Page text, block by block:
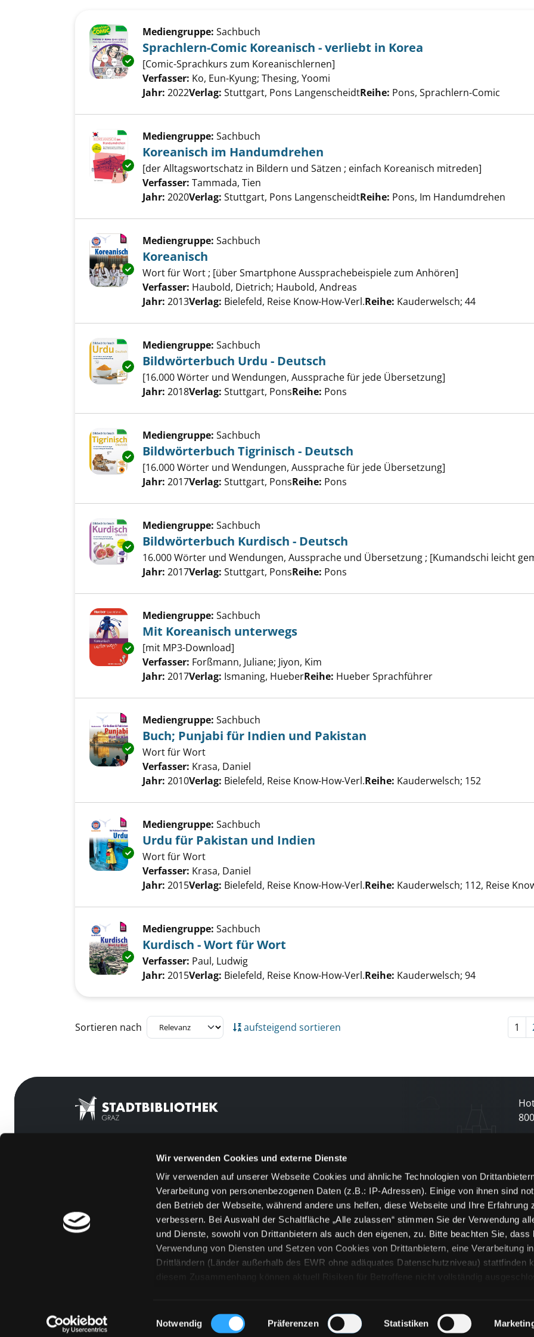
Wir verwenden Cookies und externe Dienste
Wir verwenden auf unserer Webseite Cookies und ähnliche Technologien von
Verarbeitung von personenbezogenen Daten (z.B.: IP-Adressen). Einige von ihnen sind
den Betrieb der Webseite, während andere uns helfen, diese Webseite und Ihre Erfahrung
verbessern. Bei Auswahl der Schaltfläche „Alle zulassen“ stimmen Sie der Verwendung
und Dienste, sowohl von Drittanbietern als auch den eigenen, zu. Bitte beachten Sie, dass
Verwendung von Diensten und Setzen von Cookies von Drittanbietern, eine Verarbeitung
Drittländern (Länder außerhalb des EWR ohne adäquates Datenschutzniveau) stattfinden
diesem Zusammenhang können aktuell Risiken für Betroffene nicht vollständig
„Details zeigen“ finden Sie Erklärungen zu den verschiedenen Kategorien von Cookies und
Technologien. Selbstverständlich können Sie über unsere „Cookie-Einstellungen“ unter
Einwilligungsauswahl
Notwendig Präferenzen Statistiken
Exemplar-Details von Sprachlern-Comic Koreanisch - verliebt in Korea anzeigen
Mediengruppe: Sachbuch
Sprachlern-Comic Koreanisch - verliebt in Korea
[Comic-Sprachkurs zum Koreanischlernen]
Verfasser: Ko, Eun-Kyung; Thesing, Yoomi
Jahr: 2022Verlag: Stuttgart, Pons LangenscheidtReihe: Pons, Sprachlern-Comic
Exemplar-Details von Koreanisch im Handumdrehen anzeigen
Mediengruppe: Sachbuch
Koreanisch im Handumdrehen
[der Alltagswortschatz in Bildern und Sätzen ; einfach Koreanisch mitreden]
Verfasser: Tammada, Tien
Jahr: 2020Verlag: Stuttgart, Pons LangenscheidtReihe: Pons, Im Handumdrehen
Exemplar-Details von Koreanisch anzeigen
Mediengruppe: Sachbuch
Koreanisch
Wort für Wort ; [über Smartphone Aussprachebeispiele zum Anhören]
Verfasser: Haubold, Dietrich; Haubold, Andreas
Jahr: 2013Verlag: Bielefeld, Reise Know-How-Verl.Reihe: Kauderwelsch; 44
Exemplar-Details von Bildwörterbuch Urdu - Deutsch anzeigen
Mediengruppe: Sachbuch
Bildwörterbuch Urdu - Deutsch
[16.000 Wörter und Wendungen, Aussprache für jede Übersetzung]
Suche nach diesem Verfasser
Jahr: 2018Verlag: Stuttgart, PonsReihe: Pons
Exemplar-Details von Bildwörterbuch Tigrinisch - Deutsch anzeigen
Mediengruppe: Sachbuch
Bildwörterbuch Tigrinisch - Deutsch
[16.000 Wörter und Wendungen, Aussprache für jede Übersetzung]
Suche nach diesem Verfasser
Jahr: 2017Verlag: Stuttgart, PonsReihe: Pons
Exemplar-Details von Bildwörterbuch Kurdisch - Deutsch anzeigen
Mediengruppe: Sachbuch
Bildwörterbuch Kurdisch - Deutsch
16.000 Wörter und Wendungen, Aussprache und Übersetzung ; [Kumandschi leicht
Suche nach diesem Verfasser
Jahr: 2017Verlag: Stuttgart, PonsReihe: Pons
Exemplar-Details von Mit Koreanisch unterwegs anzeigen
Mediengruppe: Sachbuch
Mit Koreanisch unterwegs
[mit MP3-Download]
Verfasser: Forßmann, Juliane; Jiyon, Kim
Jahr: 2017Verlag: Ismaning, HueberReihe: Hueber Sprachführer
Exemplar-Details von Buch; Punjabi für Indien und Pakistan anzeigen
Mediengruppe: Sachbuch
Buch; Punjabi für Indien und Pakistan
Wort für Wort
Verfasser: Krasa, Daniel
Jahr: 2010Verlag: Bielefeld, Reise Know-How-Verl.Reihe: Kauderwelsch; 152
Exemplar-Details von Urdu für Pakistan und Indien anzeigen
Mediengruppe: Sachbuch
Urdu für Pakistan und Indien
Wort für Wort
Verfasser: Krasa, Daniel
Jahr: 2015Verlag: Bielefeld, Reise Know-How-Verl.Reihe: Kauderwelsch; 112, Reise
Exemplar-Details von Kurdisch - Wort für Wort anzeigen
Mediengruppe: Sachbuch
Kurdisch - Wort für Wort
Verfasser: Paul, Ludwig
Jahr: 2015Verlag: Bielefeld, Reise Know-How-Verl.Reihe: Kauderwelsch; 94
Zu den Suchfiltern springen
Sortieren nach aufsteigend sortieren 1
800
[kju:b]
Feedback
Kontakt
Über uns
Jobs
Medienwunsch
FAQs